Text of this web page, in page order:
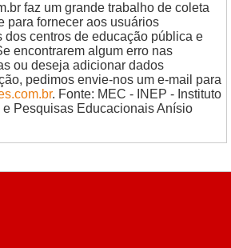
faz um grande trabalho de coleta
para fornecer aos usuários
dos centros de educação pública e
encontrarem algum erro nas
ou deseja adicionar dados
pedimos envie-nos um e-mail para
. Fonte: MEC - INEP - Instituto
Pesquisas Educacionais Anísio